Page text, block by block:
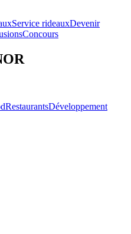
Service rideauxDevenir
Concours
RestaurantsDéveloppement